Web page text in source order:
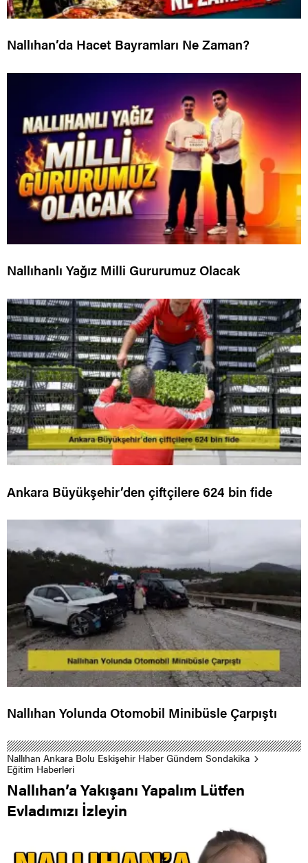
Nallıhan’da Hacet Bayramları Ne Zaman?
Nallıhanlı Yağız Milli Gururumuz Olacak
Ankara Büyükşehir’den çiftçilere 624 bin fide
Nallıhan Yolunda Otomobil Minibüsle Çarpıştı
Nallıhan Ankara Bolu Eskişehir Haber Gündem Sondakika
Eğitim Haberleri
Nallıhan’a Yakışanı Yapalım Lütfen
Evladımızı İzleyin